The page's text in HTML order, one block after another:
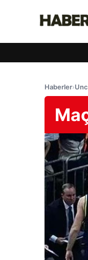
Haberler›